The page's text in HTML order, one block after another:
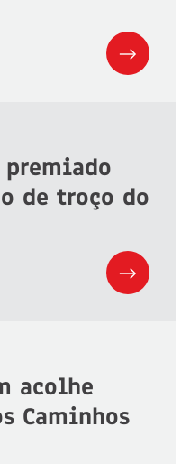
premiado
de troço do
acolhe
Caminhos